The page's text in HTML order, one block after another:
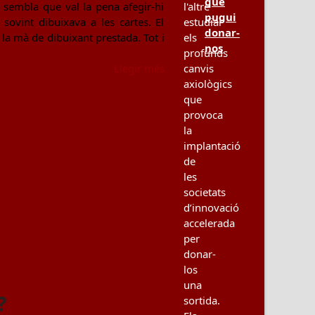
que val la pena afegir-hi
dibuixava a les cartes. El
mà de dibuixant prestada. Tot i
l'altre
estudiar
els
profunds
canvis
axiològics
que
provoca
la
implantació
de
les
societats
d’innovació
accelerada
per
donar-
los
una
sortida.
pugui
donar-
nos